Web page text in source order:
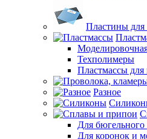
Пластины
Техполимеры
Пластмассы
Разное
Для бюгельного
Для коронок и